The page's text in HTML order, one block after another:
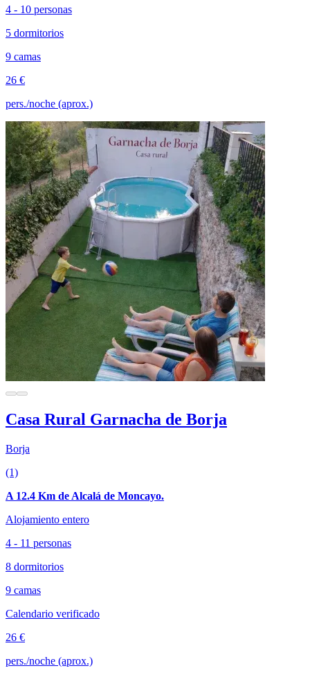
4 - 10 personas
5 dormitorios
9 camas
26 €
pers./noche (aprox.)
Casa Rural Garnacha de Borja
Borja
(1)
A 12.4 Km de Alcalá de Moncayo.
Alojamiento entero
4 - 11 personas
8 dormitorios
9 camas
Calendario verificado
26 €
pers./noche (aprox.)